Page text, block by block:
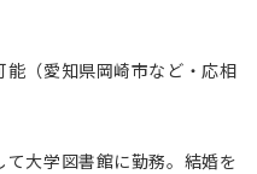
（愛知県岡崎市など・応相
大学図書館に勤務。結婚を